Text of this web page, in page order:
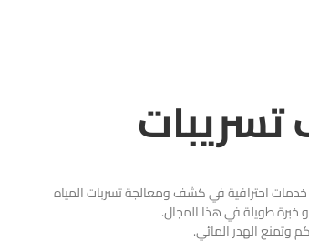
احترافية في كشف ومعالجة تسربات المياه
خبرة طويلة في هذا المجال.
وتمنع الهدر المائي.